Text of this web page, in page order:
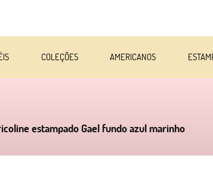
COLEÇÕES AMERICANOS
estampado Gael fundo azul marinho